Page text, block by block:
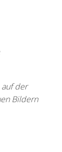
auf der
Bildern